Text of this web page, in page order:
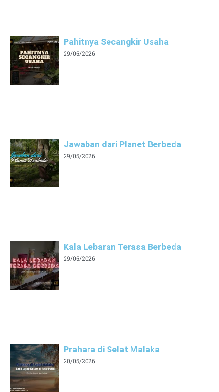
Pahitnya Secangkir Usaha
29/05/2026
Jawaban dari Planet Berbeda
29/05/2026
Kala Lebaran Terasa Berbeda
29/05/2026
Prahara di Selat Malaka
20/05/2026